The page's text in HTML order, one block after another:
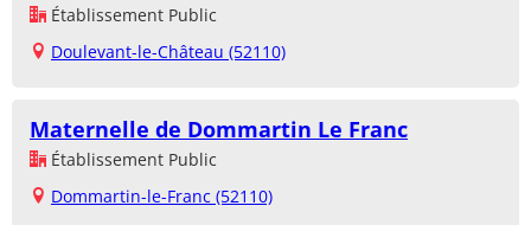
Établissement Public
Doulevant-le-Château (52110)
Maternelle de Dommartin Le Franc
Établissement Public
Dommartin-le-Franc (52110)